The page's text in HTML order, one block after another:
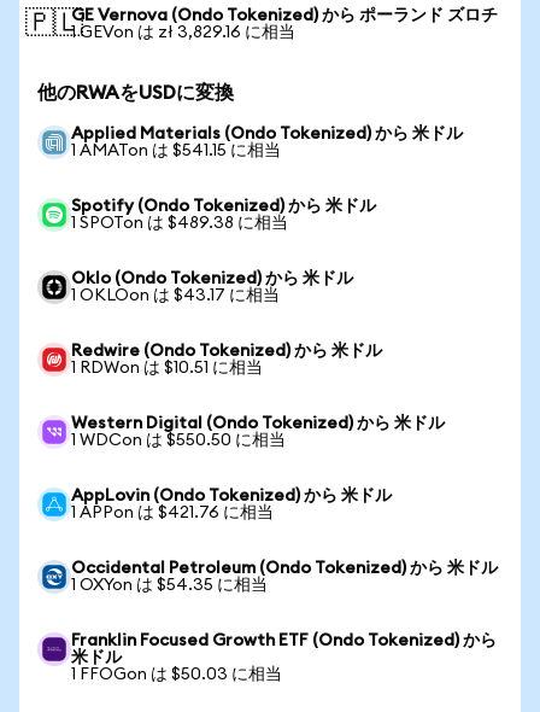
🇵🇱GE Vernova (Ondo Tokenized) から ポーランド ズロチ
1 GEVon は zł 3,829.16 に相当
他のRWAをUSDに変換
Applied Materials (Ondo Tokenized) から 米ドル
1 AMATon は $541.15 に相当
Spotify (Ondo Tokenized) から 米ドル
1 SPOTon は $489.38 に相当
Oklo (Ondo Tokenized) から 米ドル
1 OKLOon は $43.17 に相当
Redwire (Ondo Tokenized) から 米ドル
1 RDWon は $10.51 に相当
Western Digital (Ondo Tokenized) から 米ドル
1 WDCon は $550.50 に相当
AppLovin (Ondo Tokenized) から 米ドル
1 APPon は $421.76 に相当
Occidental Petroleum (Ondo Tokenized) から 米ドル
1 OXYon は $54.35 に相当
Franklin Focused Growth ETF (Ondo Tokenized) から
米ドル
1 FFOGon は $50.03 に相当